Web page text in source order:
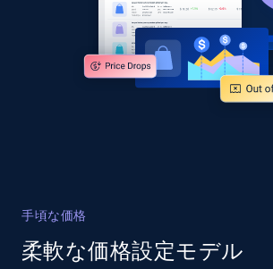
Home Depot US - Discover
specified UPC
手頃な価格
柔軟な価格設定モデル